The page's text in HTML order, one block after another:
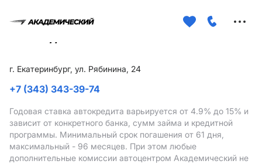
г. Екатеринбург, ул. Рябинина, 24
+7 (343) 343-39-74
Годовая ставка автокредита варьируется от 4.9% до 15% и
зависит от конкретного банка, сумм займа и кредитной
программы. Минимальный срок погашения от 61 дня,
максимальный - 96 месяцев. При этом любые
дополнительные комиссии автоцентром Академический не